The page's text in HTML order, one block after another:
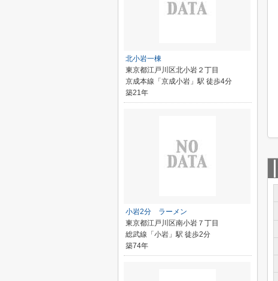
北小岩一棟
東京都江戸川区北小岩２丁目
京成本線「京成小岩」駅 徒歩4分
築21年
小岩2分 ラーメン
東京都江戸川区南小岩７丁目
総武線「小岩」駅 徒歩2分
築74年